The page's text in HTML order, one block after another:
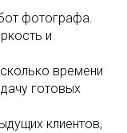
фотографа.
и
времени
готовых
клиентов,